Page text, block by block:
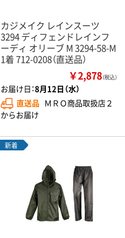
カジメイク レインスーツ
3294 ディフェンドレインフ
ーディ オリーブ M 3294-58-M
1着 712-0208（直送品）
￥2,878（税込）
お届け日：8月12日（水）
直送品 ＭＲＯ商品取扱店２
からお届け
新着